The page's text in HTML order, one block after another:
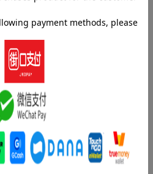
」2部構成
の全く新しい書籍の形態
イルド地獄」がやって来る
守る金融商品を全解説
高。
化し、
ータベースより）
、資産を守り、増やす金融商品を
かになれる。小説＋金融資産戦
ベースより）